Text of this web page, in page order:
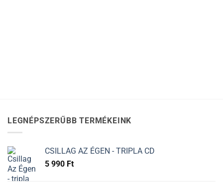
LEGNÉPSZERŰBB TERMÉKEINK
CSILLAG AZ ÉGEN - TRIPLA CD
5 990 Ft